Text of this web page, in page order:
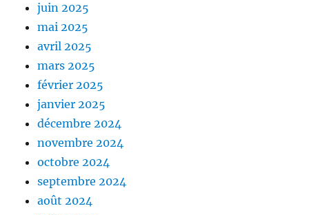
juin 2025
mai 2025
avril 2025
mars 2025
février 2025
janvier 2025
décembre 2024
novembre 2024
octobre 2024
septembre 2024
août 2024